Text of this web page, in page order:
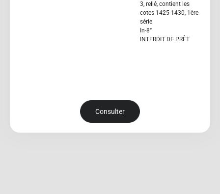
3, relié, contient les
cotes 1425-1430, 1ère
série
In-8°
INTERDIT DE PRÊT
Consulter